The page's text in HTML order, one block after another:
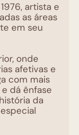
artista e
as áreas
em seu
onde
afetivas e
com mais
dá ênfase
da